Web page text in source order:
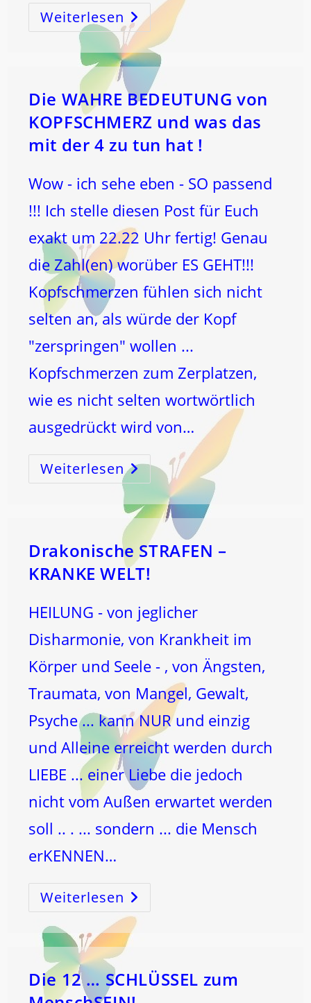
Weiterlesen Die
2
Ist
Die
Hürde
UND
SCHLÜSSEL
Um
Die
Zur
3
Zu
Führen
Die WAHRE BEDEUTUNG von
KOPFSCHMERZ und was das
mit der 4 zu tun hat !
Wow - ich sehe eben - SO passend
!!! Ich stelle diesen Post für Euch
exakt um 22.22 Uhr fertig! Genau
die Zahl(en) worüber ES GEHT!!!
Kopfschmerzen fühlen sich nicht
selten an, als würde der Kopf
"zerspringen" wollen ...
Kopfschmerzen zum Zerplatzen,
wie es nicht selten wortwörtlich
ausgedrückt wird von…
Weiterlesen Die
WAHRE
BEDEUTUNG
Von
KOPFSCHMERZ
Und
Was
Das
Mit
Der
4
Zu
Tun
Drakonische STRAFEN –
KRANKE WELT!
HEILUNG - von jeglicher
Disharmonie, von Krankheit im
Körper und Seele - , von Ängsten,
Traumata, von Mangel, Gewalt,
Psyche ... kann NUR und einzig
und Alleine erreicht werden durch
LIEBE ... einer Liebe die jedoch
nicht vom Außen erwartet werden
soll .. . ... sondern ... die Mensch
erKENNEN…
Weiterlesen Drakonische
STRAFEN
–
KRANKE
WELT!
Die 12 … SCHLÜSSEL zum